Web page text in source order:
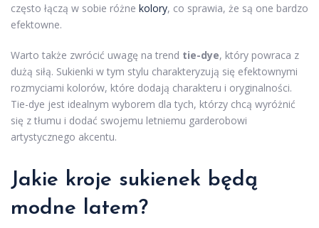
często łączą w sobie różne kolory, co sprawia, że są one bardzo
efektowne.
Warto także zwrócić uwagę na trend tie-dye, który powraca z
dużą siłą. Sukienki w tym stylu charakteryzują się efektownymi
rozmyciami kolorów, które dodają charakteru i oryginalności.
Tie-dye jest idealnym wyborem dla tych, którzy chcą wyróżnić
się z tłumu i dodać swojemu letniemu garderobowi
artystycznego akcentu.
Jakie kroje sukienek będą
modne latem?